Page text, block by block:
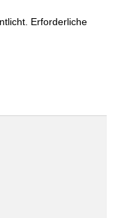
Erforderliche